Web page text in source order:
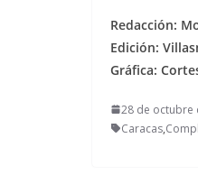
Redacción:
Edición:
Gráfica:
28 de octubre
Caracas,